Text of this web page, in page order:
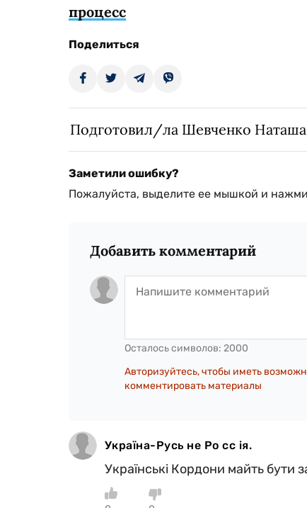
процесс
Поделиться
Подготовил/ла Шевченко Наташа
Заметили ошибку?
Пожалуйста, выделите ее мышкой и
Добавить комментарий
Осталось символов: 2000
Авторизуйтесь, чтобы иметь
комментировать материалы
Україна-Русь не Ро сс ія.
Українські Кордони майть бути